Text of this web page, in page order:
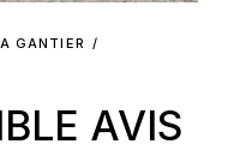
GANTIER
AVIS